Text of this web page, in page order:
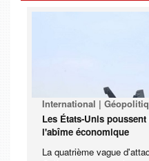
International |
Les États-Unis
l'abîme économique
La quatrième vague